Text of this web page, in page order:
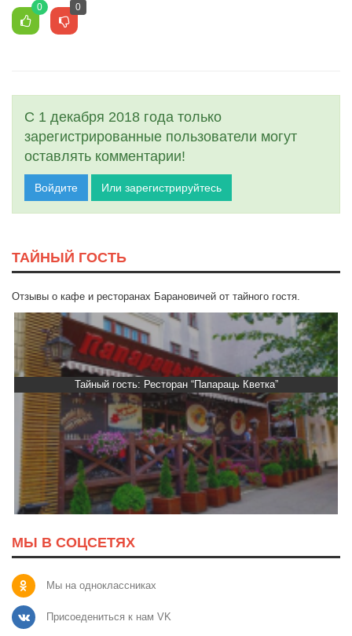
0 0
С 1 декабря 2018 года только
зарегистрированные пользователи могут
оставлять комментарии!
Войдите Или зарегистрируйтесь
ТАЙНЫЙ ГОСТЬ
Отзывы о кафе и ресторанах Барановичей от тайного гостя.
Тайный гость: Ресторан “Папараць Кветка”
МЫ В СОЦСЕТЯХ
Мы на одноклассниках
Присоедениться к нам VK